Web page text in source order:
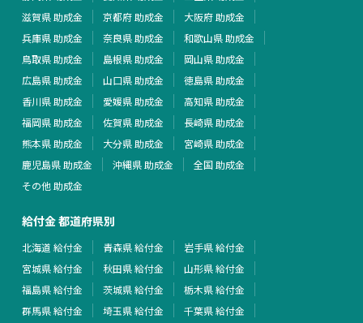
滋賀県 助成金
京都府 助成金
大阪府 助成金
兵庫県 助成金
奈良県 助成金
和歌山県 助成金
鳥取県 助成金
島根県 助成金
岡山県 助成金
広島県 助成金
山口県 助成金
徳島県 助成金
香川県 助成金
愛媛県 助成金
高知県 助成金
福岡県 助成金
佐賀県 助成金
長崎県 助成金
熊本県 助成金
大分県 助成金
宮崎県 助成金
鹿児島県 助成金
沖縄県 助成金
全国 助成金
その他 助成金
給付金 都道府県別
北海道 給付金 青森県 給付金
岩手県 給付金
宮城県 給付金
秋田県 給付金
山形県 給付金
福島県 給付金
茨城県 給付金
栃木県 給付金
群馬県 給付金
埼玉県 給付金
千葉県 給付金